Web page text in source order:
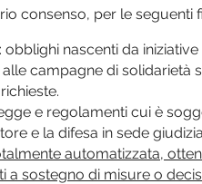
consenso, per le seguenti
obblighi nascenti da
campagne di solidarietà
e regolamenti cui è
e la difesa in sede
automatizzata,
a sostegno di misure o